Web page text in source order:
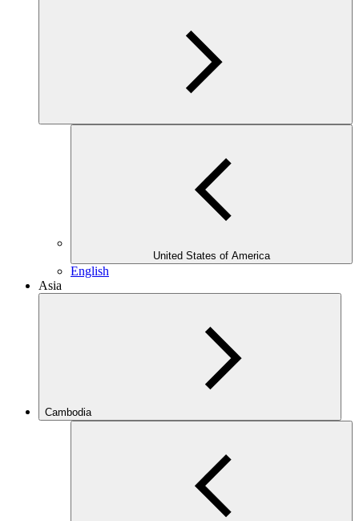
United States of America
English
Asia
Cambodia